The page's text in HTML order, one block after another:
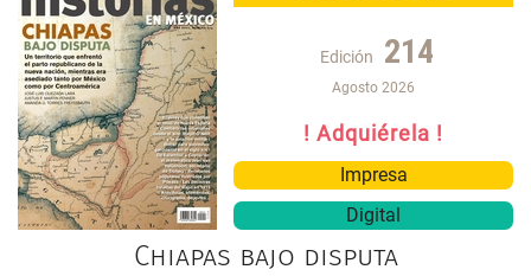
Edición 214
Agosto 2026
! Adquiérela !
Impresa
Digital
Chiapas bajo disputa